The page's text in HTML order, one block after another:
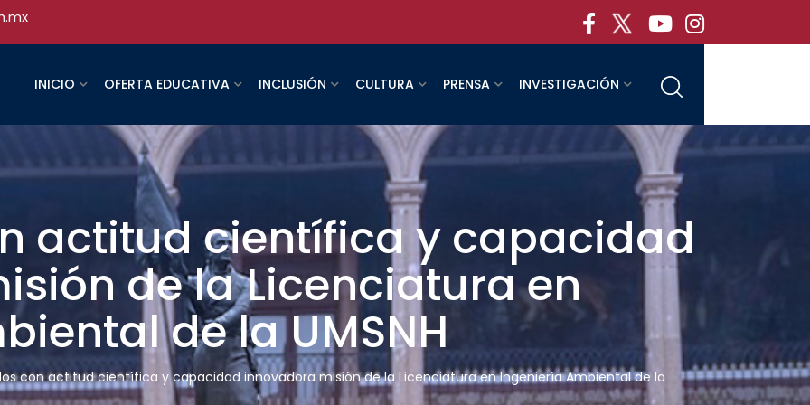
INICIO OFERTA EDUCATIVA INCLUSIÓN CULTURA PRENSA INVESTIGACIÓN
actitud científica y capacidad
de la Licenciatura en
de la UMSNH
con actitud científica y capacidad innovadora misión de la Licenciatura en Ingeniería Ambiental de la